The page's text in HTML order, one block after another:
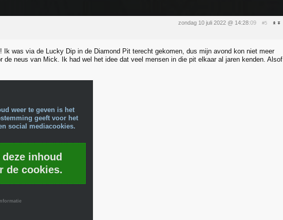
zondag 10 juli 2022 @ 14:28:09 #5
Ik was via de Lucky Dip in de Diamond Pit terecht gekomen, dus mijn avond kon niet meer
neus van Mick. Ik had wel het idee dat veel mensen in die pit elkaar al jaren kenden. Alsof
weer te geven is het
geeft voor het
social mediacookies.
inhoud
de cookies.